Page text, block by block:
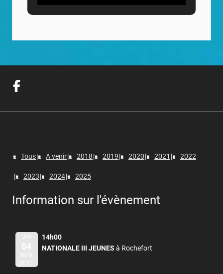
Tous A venir 2018 2019 2020 2021 2022
2023 2024 2025
Information sur l'évènement
DIM
04
AVR
2021
14h00
NATIONALE III JEUNES à Rochefort